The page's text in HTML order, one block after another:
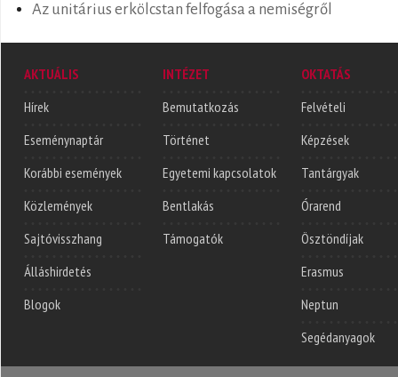
Az unitárius erkölcstan felfogása a nemiségről
AKTUÁLIS
Hírek
Eseménynaptár
Korábbi események
Közlemények
Sajtóvisszhang
Álláshirdetés
Blogok
INTÉZET
Bemutatkozás
Történet
Egyetemi kapcsolatok
Bentlakás
Támogatók
OKTATÁS
Felvételi
Képzések
Tantárgyak
Órarend
Ösztöndíjak
Erasmus
Neptun
Segédanyagok